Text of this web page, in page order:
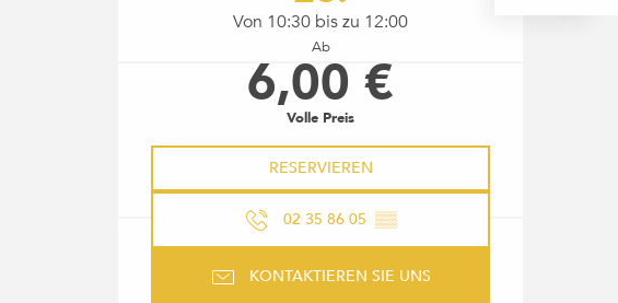
Von 10:30 bis zu 12:00
Ab
6,00 €
Volle Preis
RESERVIEREN
02 35 86 05 ▒▒
KONTAKTIEREN SIE UNS